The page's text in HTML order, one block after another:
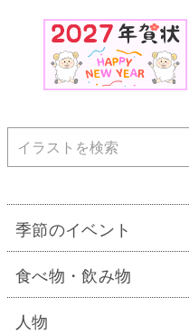
検索
季節のイベント
食べ物・飲み物
人物